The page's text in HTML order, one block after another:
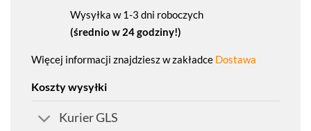
Wysyłka w 1-3 dni roboczych
(średnio w 24 godziny!)
Więcej informacji znajdziesz w zakładce Dostawa
Koszty wysyłki
Kurier GLS